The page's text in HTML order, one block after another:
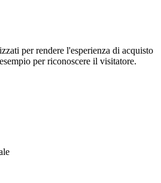
per rendere l'esperienza di acquisto
per riconoscere il visitatore.